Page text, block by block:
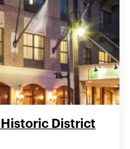
Historic District